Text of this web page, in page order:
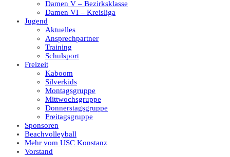
Damen V – Bezirksklasse
Damen VI – Kreisliga
Jugend
Aktuelles
Ansprechpartner
Training
Schulsport
Freizeit
Kaboom
Silverkids
Montagsgruppe
Mittwochsgruppe
Donnerstagsgruppe
Freitagsgruppe
Sponsoren
Beachvolleyball
Mehr vom USC Konstanz
Vorstand